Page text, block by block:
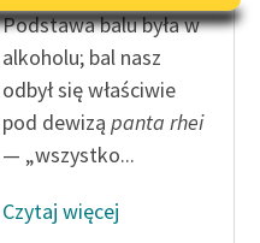
Podstawa balu była w
alkoholu; bal nasz
odbył się właściwie
pod dewizą panta rhei
— „wszystko...
Czytaj więcej